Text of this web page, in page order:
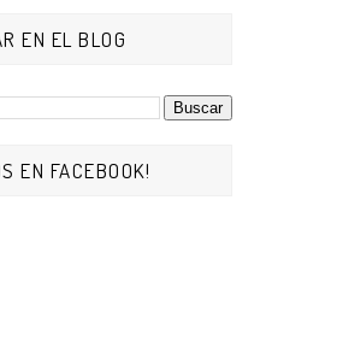
EN EL BLOG
EN FACEBOOK!